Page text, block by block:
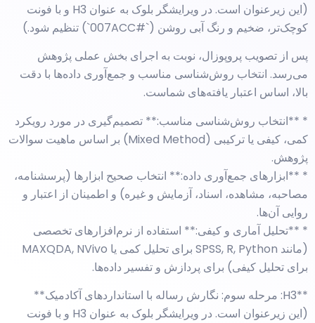
(این زیرعنوان است. در ویرایشگر بلوک به عنوان H3 و با فونت
کوچک‌تر، ضخیم و رنگ آبی روشن (`#007ACC`) تنظیم شود.)
پس از تصویب پروپوزال، نوبت به اجرای بخش عملی پژوهش
می‌رسد. انتخاب روش‌شناسی مناسب و جمع‌آوری داده‌ها با دقت
بالا، اساس اعتبار یافته‌های شماست.
* **انتخاب روش‌شناسی مناسب:** تصمیم‌گیری در مورد رویکرد
کمی، کیفی یا ترکیبی (Mixed Method) بر اساس ماهیت سوالات
پژوهش.
* **ابزارهای جمع‌آوری داده:** انتخاب صحیح ابزارها (پرسشنامه،
مصاحبه، مشاهده، اسناد، آزمایش و غیره) و اطمینان از اعتبار و
روایی آن‌ها.
* **تحلیل آماری و کیفی:** استفاده از نرم‌افزارهای تخصصی
(مانند SPSS, R, Python برای تحلیل کمی یا MAXQDA, NVivo
برای تحلیل کیفی) برای پردازش و تفسیر داده‌ها.
**H3: مرحله سوم: نگارش رساله با استانداردهای آکادمیک**
(این زیرعنوان است. در ویرایشگر بلوک به عنوان H3 و با فونت